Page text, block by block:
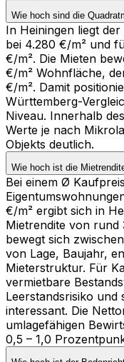
Wie hoch sind die
In Heiningen liegt
bei 4.280 €/m² und
€/m². Die Mieten
€/m² Wohnfläche,
€/m². Damit
Württemberg-
Niveau. Innerhalb
Werte je nach
Objekts deutlich.
Wie hoch ist die
Bei einem Ø
€/m² ergibt sich in
Mietrendite von
bewegt sich
von Lage, Baujahr,
Mieterstruktur. Für
vermietbare
Leerstandsrisiko und
interessant. Die
umlagefähigen
0,5 – 1,0